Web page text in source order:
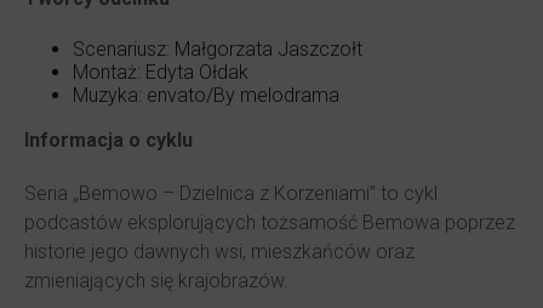
Scenariusz: Małgorzata Jaszczołt
Montaż: Edyta Ołdak
Muzyka: envato/By melodrama
Informacja o cyklu
Seria „Bemowo – Dzielnica z Korzeniami” to cykl
podcastów eksplorujących tożsamość Bemowa poprzez
historie jego dawnych wsi, mieszkańców oraz
zmieniających się krajobrazów.